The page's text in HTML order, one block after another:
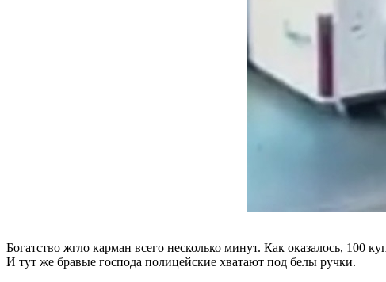
Богатство жгло карман всего несколько минут. Как оказалось, 100
И тут же бравые господа полицейские хватают под белы ручки.